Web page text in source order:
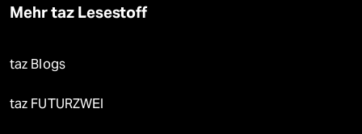
Mehr taz Lesestoff
taz Blogs
taz FUTURZWEI